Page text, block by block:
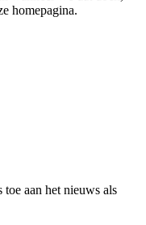
homepagina.
aan het nieuws als